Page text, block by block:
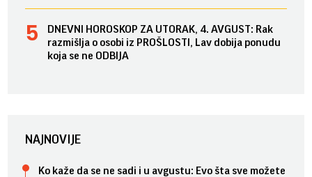
DNEVNI HOROSKOP ZA UTORAK, 4. AVGUST: Rak
razmišlja o osobi iz PROŠLOSTI, Lav dobija ponudu
koja se ne ODBIJA
NAJNOVIJE
Ko kaže da se ne sadi i u avgustu: Evo šta sve možete